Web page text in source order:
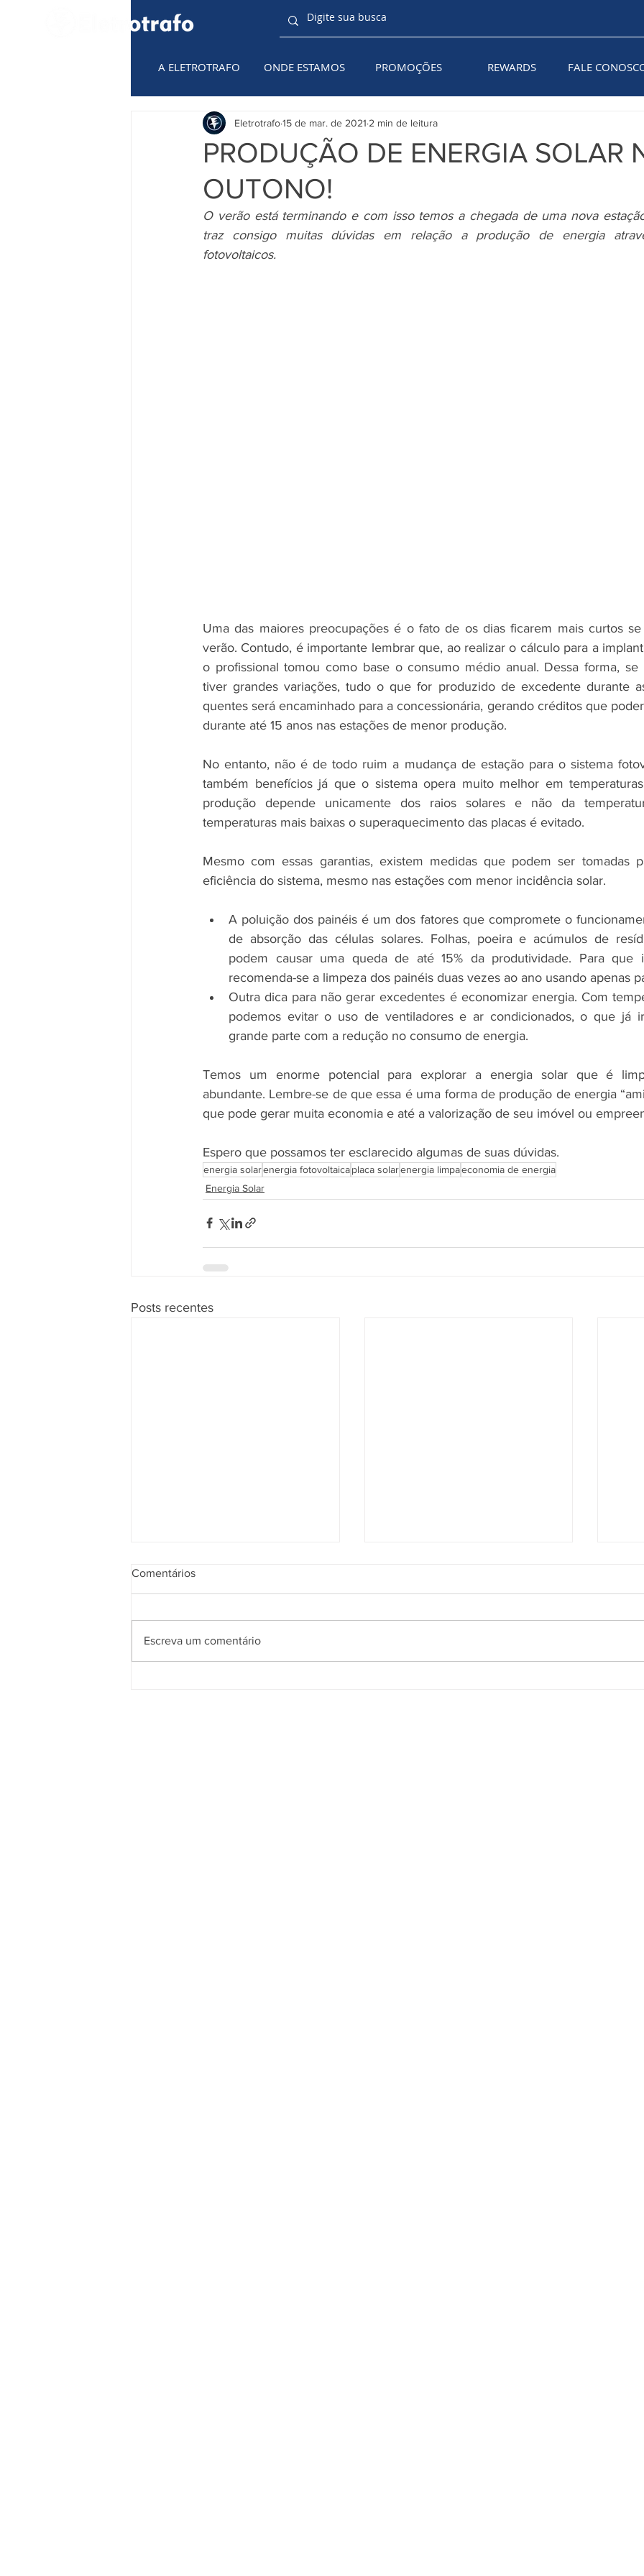
A ELETROTRAFO ONDE ESTAMOS PROMOÇÕES FALE
REWARDS
PRODUÇÃO DE ENERGIA SOLAR
OUTONO!
Eletrotrafo15 de mar. de 2021 2 min de leitura
O verão está terminando e com isso temos a chegada de uma nova
traz consigo muitas dúvidas em relação a produção de energia
fotovoltaicos.
Uma das maiores preocupações é o fato de os dias ficarem mais curtos
verão. Contudo, é importante lembrar que, ao realizar o cálculo para a
o profissional tomou como base o consumo médio anual. Dessa forma,
tiver grandes variações, tudo o que for produzido de excedente durante
quentes será encaminhado para a concessionária, gerando créditos que
durante até 15 anos nas estações de menor produção.
No entanto, não é de todo ruim a mudança de estação para o sistema
também benefícios já que o sistema opera muito melhor em
produção depende unicamente dos raios solares e não da
temperaturas mais baixas o superaquecimento das placas é evitado.
Mesmo com essas garantias, existem medidas que podem ser tomadas
eficiência do sistema, mesmo nas estações com menor incidência solar.
A poluição dos painéis é um dos fatores que compromete o
de absorção das células solares. Folhas, poeira e acúmulos de
podem causar uma queda de até 15% da produtividade. Para que
recomenda-se a limpeza dos painéis duas vezes ao ano usando apenas
Outra dica para não gerar excedentes é economizar energia. Com
podemos evitar o uso de ventiladores e ar condicionados, o que já
grande parte com a redução no consumo de energia.
Temos um enorme potencial para explorar a energia solar que é
abundante. Lembre-se de que essa é uma forma de produção de energia
que pode gerar muita economia e até a valorização de seu imóvel ou
Espero que possamos ter esclarecido algumas de suas dúvidas.
energia solarenergia fotovoltaicaplaca solarenergia limpaeconomia de energia
Energia Solar
Posts recentes
Comentários
Escreva um comentário